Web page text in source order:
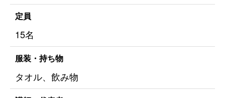
定員
15名
服装・持ち物
タオル、飲み物